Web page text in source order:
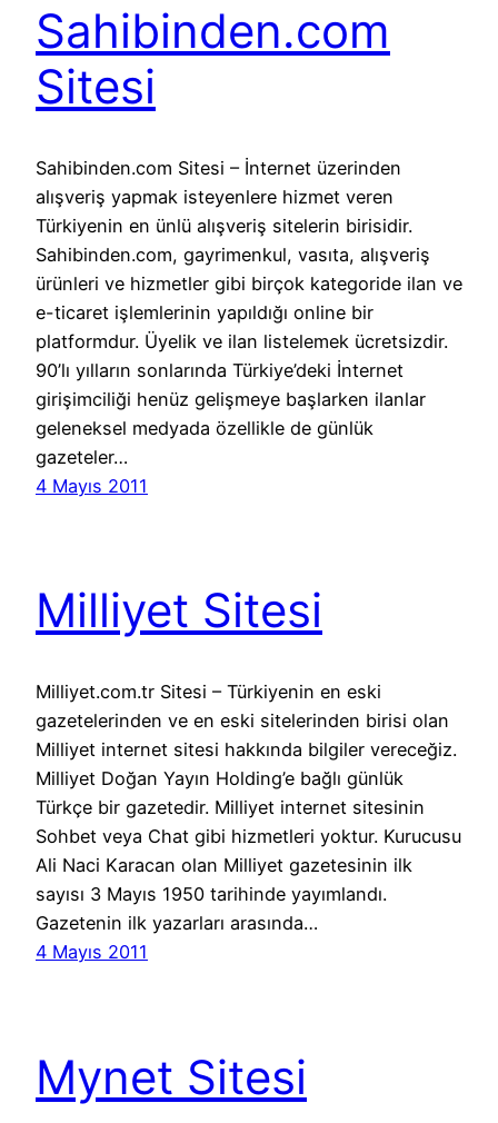
Sahibinden.com
Sitesi
Sahibinden.com Sitesi – İnternet üzerinden
alışveriş yapmak isteyenlere hizmet veren
Türkiyenin en ünlü alışveriş sitelerin birisidir.
Sahibinden.com, gayrimenkul, vasıta, alışveriş
ürünleri ve hizmetler gibi birçok kategoride ilan ve
e-ticaret işlemlerinin yapıldığı online bir
platformdur. Üyelik ve ilan listelemek ücretsizdir.
90’lı yılların sonlarında Türkiye’deki İnternet
girişimciliği henüz gelişmeye başlarken ilanlar
geleneksel medyada özellikle de günlük
gazeteler…
4 Mayıs 2011
Milliyet Sitesi
Milliyet.com.tr Sitesi – Türkiyenin en eski
gazetelerinden ve en eski sitelerinden birisi olan
Milliyet internet sitesi hakkında bilgiler vereceğiz.
Milliyet Doğan Yayın Holding’e bağlı günlük
Türkçe bir gazetedir. Milliyet internet sitesinin
Sohbet veya Chat gibi hizmetleri yoktur. Kurucusu
Ali Naci Karacan olan Milliyet gazetesinin ilk
sayısı 3 Mayıs 1950 tarihinde yayımlandı.
Gazetenin ilk yazarları arasında…
4 Mayıs 2011
Mynet Sitesi